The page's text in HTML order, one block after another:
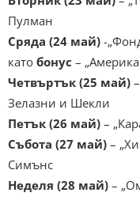
Пулман
Сряда (24 май) -
като бонус –
Четвъртък (25 май)
Зелазни и Шекли
Петък (26 май) –
Събота (27 май) –
Симънс
Неделя (28 май) –